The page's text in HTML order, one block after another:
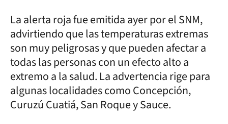
La alerta roja fue emitida ayer por el SNM,
advirtiendo que las temperaturas extremas
son muy peligrosas y que pueden afectar a
todas las personas con un efecto alto a
extremo a la salud. La advertencia rige para
algunas localidades como Concepción,
Curuzú Cuatiá, San Roque y Sauce.